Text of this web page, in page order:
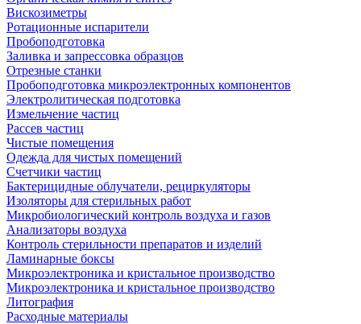
Вискозиметры
Ротационные испарители
Пробоподготовка
Заливка и запрессовка образцов
Отрезные станки
Пробоподготовка микроэлектронных компонентов
Электролитическая подготовка
Измельчение частиц
Рассев частиц
Чистые помещения
Одежда для чистых помещений
Счетчики частиц
Бактерицидные облучатели, рециркуляторы
Изоляторы для стерильных работ
Микробиологический контроль воздуха и газов
Анализаторы воздуха
Контроль стерильности препаратов и изделий
Ламинарные боксы
Микроэлектроника и кристальное производство
Микроэлектроника и кристальное производство
Литография
Расходные материалы